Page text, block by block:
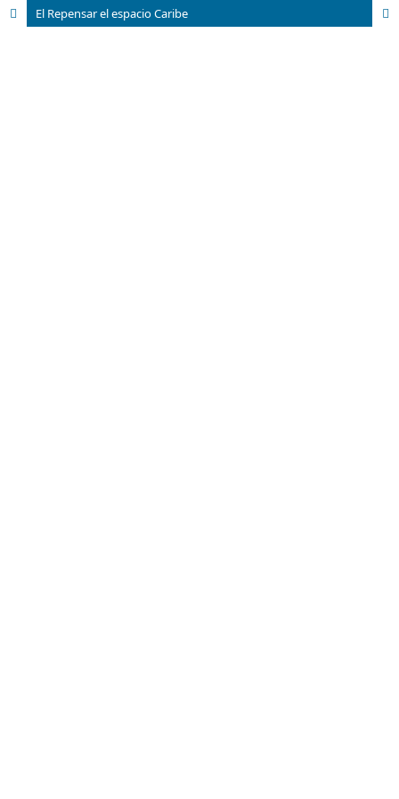
El Repensar el espacio Caribe